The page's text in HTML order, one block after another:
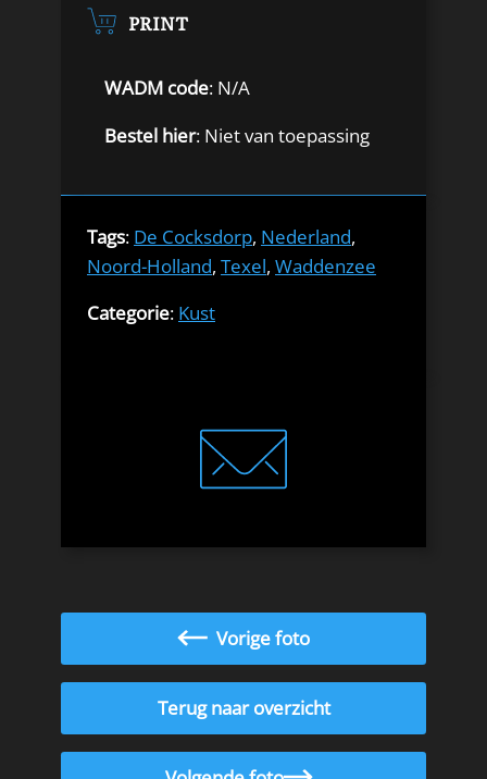
PRINT
WADM code: N/A
Bestel hier: Niet van toepassing
Tags: De Cocksdorp, Nederland,
Noord-Holland, Texel, Waddenzee
Categorie: Kust
Vorige foto
Terug naar overzicht